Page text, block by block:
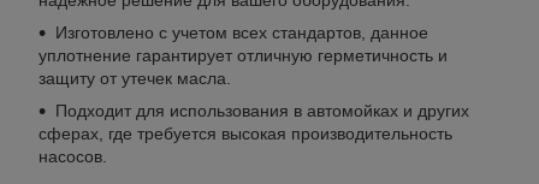
Изготовлено с учетом всех стандартов, данное
уплотнение гарантирует отличную герметичность и
защиту от утечек масла.
Подходит для использования в автомойках и других
сферах, где требуется высокая производительность
насосов.